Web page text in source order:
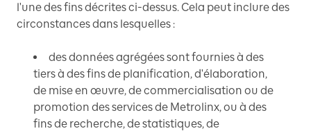
l'une des fins décrites ci-dessus. Cela peut inclure des
circonstances dans lesquelles :
des données agrégées sont fournies à des
tiers à des fins de planification, d'élaboration,
de mise en œuvre, de commercialisation ou de
promotion des services de Metrolinx, ou à des
fins de recherche, de statistiques, de